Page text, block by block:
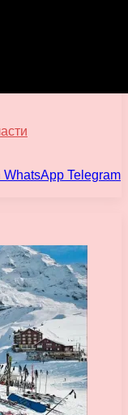
WhatsApp Telegram